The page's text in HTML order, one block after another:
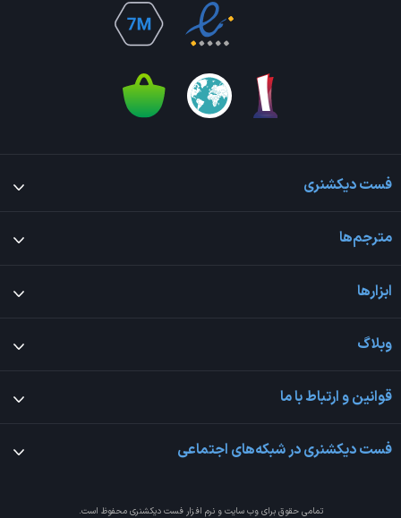
فست دیکشنری
مترجم‌ها
ابزارها
وبلاگ
قوانین و ارتباط با ما
فست دیکشنری در شبکه‌های اجتماعی
تمامی حقوق برای وب سایت و نرم افزارفست دیکشنری محفوظ است.